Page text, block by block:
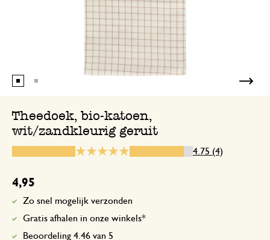
Theedoek, bio-katoen,
wit/zandkleurig geruit
4.75 (4)
4,95
Zo snel mogelijk verzonden
Gratis afhalen in onze winkels*
Beoordeling 4.46 van 5
6 december 2024
Enkel een score, geen toelichting
24 december 2024
Enkel een score, geen toelichting
11 februari 2025
Enkel een score, geen toelichting